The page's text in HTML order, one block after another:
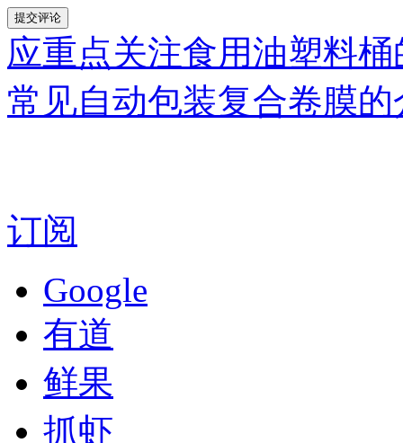
应重点关注食用油塑料
常见自动包装复合卷膜的
订阅
Google
有道
鲜果
抓虾